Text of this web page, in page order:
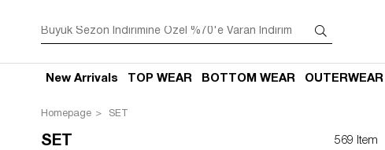
New Arrivals TOP WEAR BOTTOM WEAR OUTERWEAR
Homepage SET
SET 569 Item